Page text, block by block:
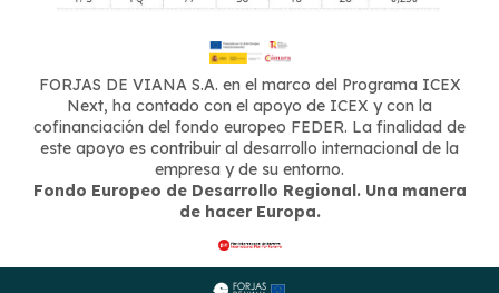
FORJAS DE VIANA S.A. en el marco del Programa ICEX
Next, ha contado con el apoyo de ICEX y con la
cofinanciación del fondo europeo FEDER. La finalidad de
este apoyo es contribuir al desarrollo internacional de la
empresa y de su entorno.
Fondo Europeo de Desarrollo Regional. Una manera
de hacer Europa.